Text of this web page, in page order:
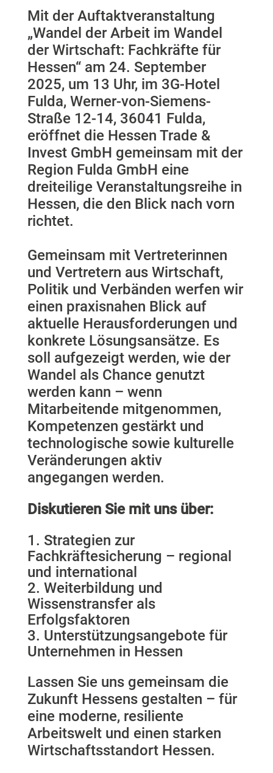
Mit der Auftaktveranstaltung
„Wandel der Arbeit im Wandel
der Wirtschaft: Fachkräfte für
Hessen“ am 24. September
2025, um 13 Uhr, im 3G-Hotel
Fulda, Werner-von-Siemens-
Straße 12-14, 36041 Fulda,
eröffnet die Hessen Trade &
Invest GmbH gemeinsam mit der
Region Fulda GmbH eine
dreiteilige Veranstaltungsreihe in
Hessen, die den Blick nach vorn
richtet.
Gemeinsam mit Vertreterinnen
und Vertretern aus Wirtschaft,
Politik und Verbänden werfen wir
einen praxisnahen Blick auf
aktuelle Herausforderungen und
konkrete Lösungsansätze. Es
soll aufgezeigt werden, wie der
Wandel als Chance genutzt
werden kann – wenn
Mitarbeitende mitgenommen,
Kompetenzen gestärkt und
technologische sowie kulturelle
Veränderungen aktiv
angegangen werden.
Diskutieren Sie mit uns über:
Strategien zur
Fachkräftesicherung – regional
und international
Weiterbildung und
Wissenstransfer als
Erfolgsfaktoren
Unterstützungsangebote für
Unternehmen in Hessen
Lassen Sie uns gemeinsam die
Zukunft Hessens gestalten – für
eine moderne, resiliente
Arbeitswelt und einen starken
Wirtschaftsstandort Hessen.